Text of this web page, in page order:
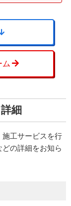
ム
細
施工サービスを行
の詳細をお知ら